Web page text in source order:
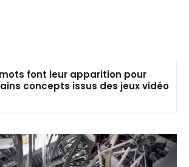
font leur apparition pour
concepts issus des jeux vidéo